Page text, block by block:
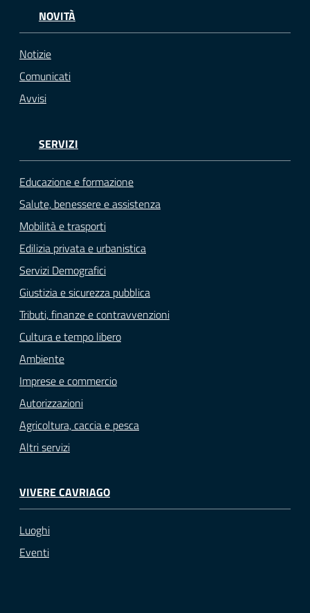
NOVITÀ
Notizie
Comunicati
Avvisi
SERVIZI
Educazione e formazione
Salute, benessere e assistenza
Mobilità e trasporti
Edilizia privata e urbanistica
Servizi Demografici
Giustizia e sicurezza pubblica
Tributi, finanze e contravvenzioni
Cultura e tempo libero
Ambiente
Imprese e commercio
Autorizzazioni
Agricoltura, caccia e pesca
Altri servizi
VIVERE CAVRIAGO
Luoghi
Eventi